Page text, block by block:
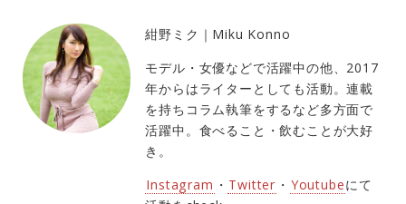
紺野ミク｜Miku Konno
モデル・女優などで活躍中の他、2017
年からはライターとしても活動。連載
を持ちコラム執筆をするなど多方面で
活躍中。食べること・飲むことが大好
き。
Instagram ・ Twitter ・ Youtubeにて